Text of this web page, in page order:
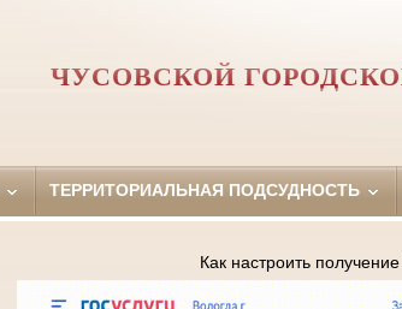
ЧУСОВСКОЙ
ТЕРРИТОРИАЛЬНАЯ ПОДСУДНОСТЬ
Как настроить